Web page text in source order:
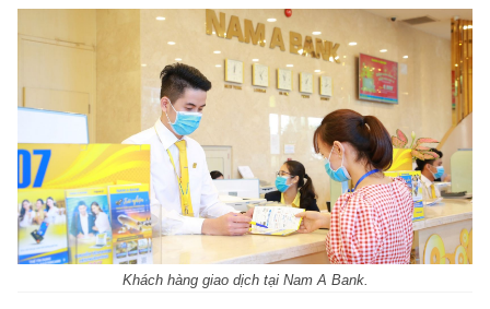
Khách hàng giao dịch tại Nam A Bank.